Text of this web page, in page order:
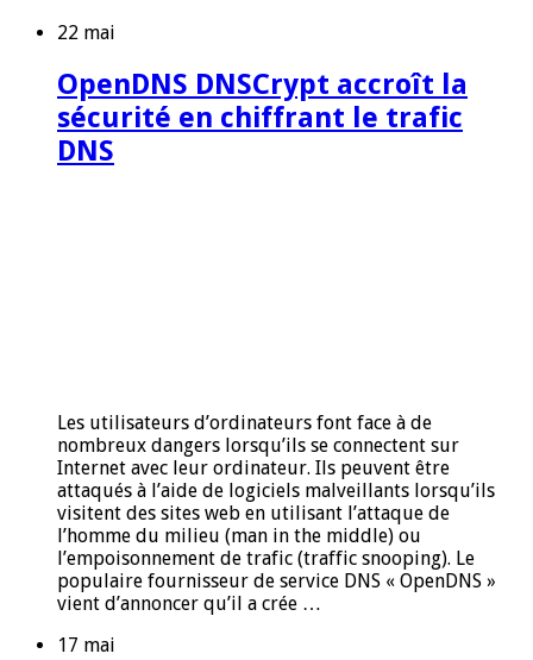
22 mai
OpenDNS DNSCrypt accroît la
sécurité en chiffrant le trafic
DNS
Les utilisateurs d’ordinateurs font face à de
nombreux dangers lorsqu’ils se connectent sur
Internet avec leur ordinateur. Ils peuvent être
attaqués à l’aide de logiciels malveillants lorsqu’ils
visitent des sites web en utilisant l’attaque de
l’homme du milieu (man in the middle) ou
l’empoisonnement de trafic (traffic snooping). Le
populaire fournisseur de service DNS « OpenDNS »
vient d’annoncer qu’il a crée …
17 mai